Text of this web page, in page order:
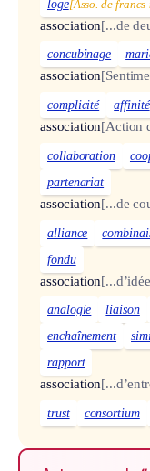
loge[Asso. de
association[...de
concubinage
association
complicité affinité
association[Action
collaboration
partenariat
association[...de
alliance
fondu
association
analogie liaison
enchaînement
rapport
association
trust consortium